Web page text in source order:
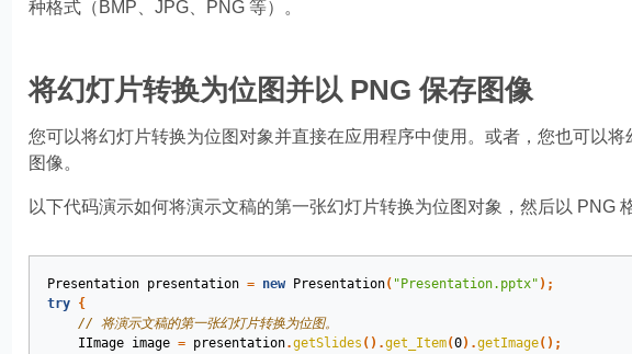
种格式（BMP、JPG、PNG 等）。
将幻灯片转换为位图并以 PNG 保存图像
您可以将幻灯片转换为位图对象并直接在应用程序中使用。或者，您也可以
图像。
以下代码演示如何将演示文稿的第一张幻灯片转换为位图对象，然后以 PNG
Presentation presentation = new Presentation( "Presentation.pptx" );
try
{
// 将演示文稿的第一张幻灯片转换为位图。
IImage
image = presentation.getSlides ().get_Item(0).getImage();